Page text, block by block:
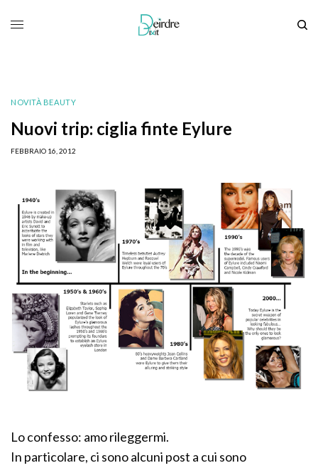
NOVITÀ BEAUTY
Nuovi trip: ciglia finte Eylure
FEBBRAIO 16, 2012
Lo confesso: amo rileggermi.
In particolare, ci sono alcuni post a cui sono